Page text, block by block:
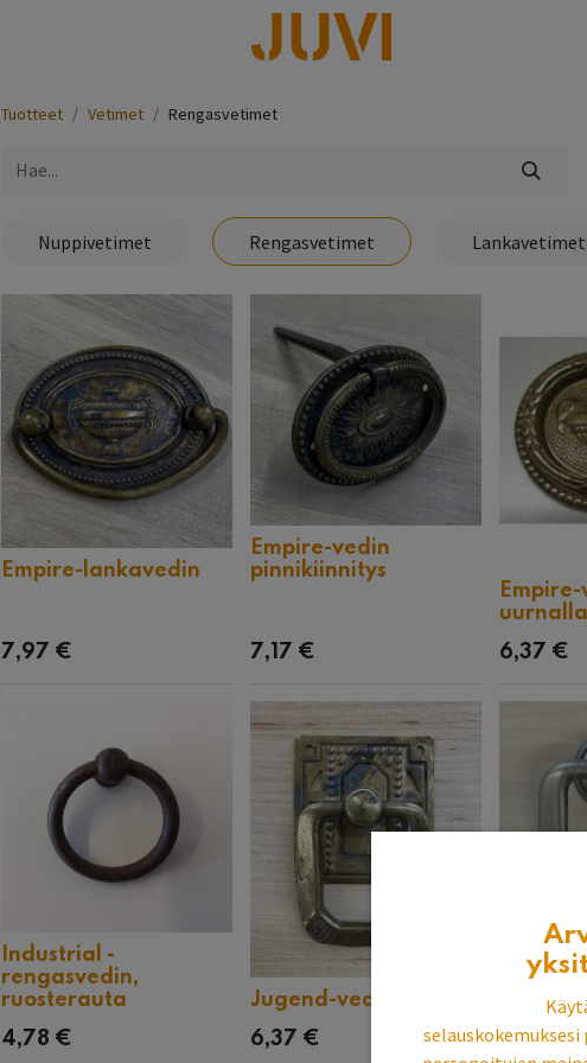
Tuotteet Vetimet Rengasvetimet
Nuppivetimet Rengasvetimet Lankavetimet
Empire-lankavedin
7,97 €
Empire-vedin
pinnikiinnitys
7,17 €
uurnalla
6,37 €
Industrial -
rengasvedin,
ruosterauta
4,78 €
Jugend-vedin
6,37 €
5,58€